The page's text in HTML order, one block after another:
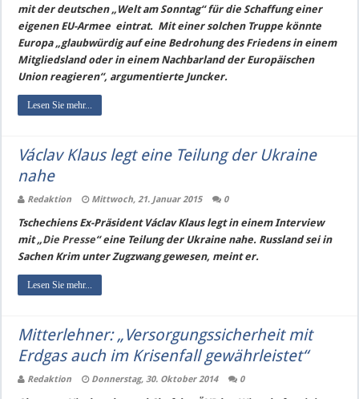
mit der deutschen „Welt am Sonntag“ für die Schaffung einer
eigenen EU-Armee eintrat. Mit einer solchen Truppe könnte
Europa „glaubwürdig auf eine Bedrohung des Friedens in einem
Mitgliedsland oder in einem Nachbarland der Europäischen
Union reagieren“, argumentierte Juncker.
Lesen Sie mehr...
Václav Klaus legt eine Teilung der Ukraine
nahe
Redaktion Mittwoch, 21. Januar 2015 0
Tschechiens Ex-Präsident Václav Klaus legt in einem Interview
mit „Die Presse“ eine Teilung der Ukraine nahe. Russland sei in
Sachen Krim unter Zugzwang gewesen, meint er.
Lesen Sie mehr...
Mitterlehner: „Versorgungssicherheit mit
Erdgas auch im Krisenfall gewährleistet“
Redaktion Donnerstag, 30. Oktober 2014 0